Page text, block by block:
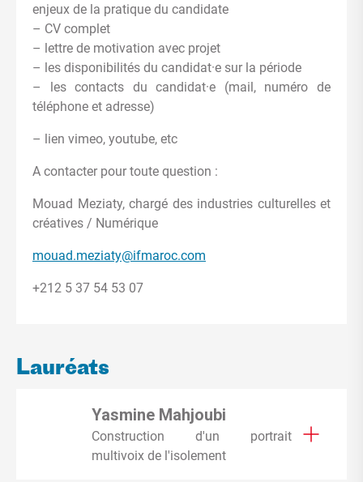
enjeux de la pratique du candidate
– CV complet
– lettre de motivation avec projet
– les disponibilités du candidat·e sur la période
– les contacts du candidat·e (mail, numéro de
téléphone et adresse)
– lien vimeo, youtube, etc
A contacter pour toute question :
Mouad Meziaty, chargé des industries culturelles et
créatives / Numérique
mouad.meziaty@ifmaroc.com
+212 5 37 54 53 07
Lauréats
Yasmine Mahjoubi
Construction d'un portrait
multivoix de l'isolement